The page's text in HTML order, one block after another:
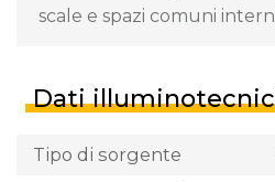
scale e spazi comuni
Dati
Tipo di sorgente